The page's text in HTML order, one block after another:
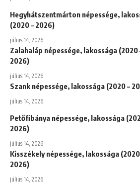
Hegyhátszentmárton népessége,
(2020 – 2026)
július 14, 2026
Zalahaláp népessége, lakossága (2020
2026)
július 14, 2026
Szank népessége, lakossága (2020 –
július 14, 2026
Petőfibánya népessége, lakossága
2026)
július 14, 2026
Kisszékely népessége, lakossága (2020
2026)
július 14, 2026